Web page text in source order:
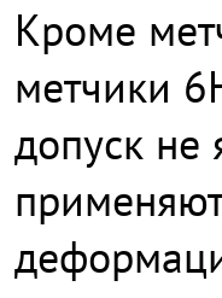
Кроме
метчики
допуск не